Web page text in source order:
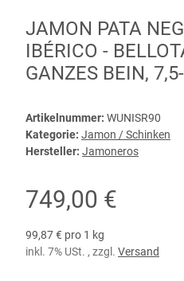
JAMON PATA
IBÉRICO -
GANZES BEIN,
Artikelnummer: WUNISR90
Kategorie: Jamon / Schinken
Hersteller: Jamoneros
749,00 €
99,87 € pro 1 kg
inkl. 7% USt. , zzgl. Versand